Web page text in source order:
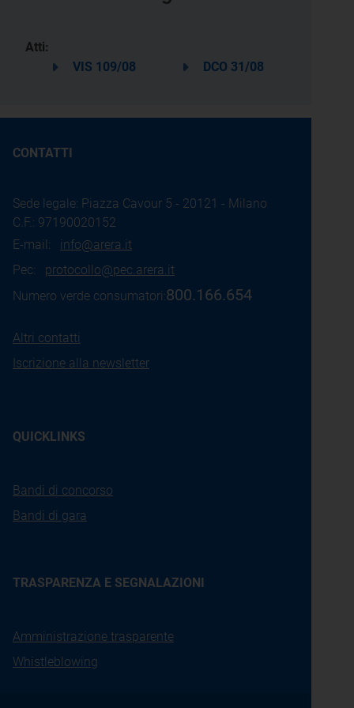
Atti:
VIS 109/08
DCO 31/08
CONTATTI
Sede legale: Piazza Cavour 5 - 20121 - Milano
C.F.: 97190020152
E-mail: info@arera.it
Pec: protocollo@pec.arera.it
Numero verde consumatori:800.166.654
Altri contatti
Iscrizione alla newsletter
QUICKLINKS
Bandi di concorso
Bandi di gara
TRASPARENZA E SEGNALAZIONI
Amministrazione trasparente
Whistleblowing